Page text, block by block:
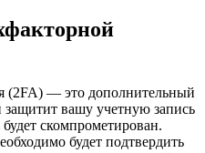
(2FA) — это дополнительный
защитит вашу учетную запись
скомпрометирован.
будет подтвердить